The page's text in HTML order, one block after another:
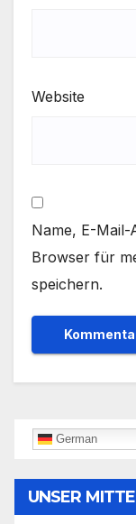
Website
Name, E-Mail-
Browser für
speichern.
German
UNSER